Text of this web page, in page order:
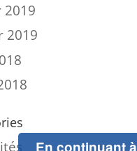
2019
2019
En continuant à